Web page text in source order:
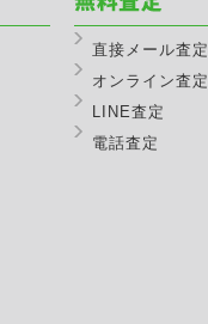
直接メール査定
オンライン査定
LINE査定
電話査定